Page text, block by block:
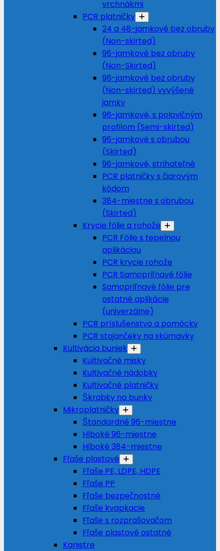
vrchnákmi
PCR platničky
24 a 48-jamkové bez obruby
(Non-skirted)
96-jamkové bez obruby
(Non-Skirted)
96-jamkové bez obruby
(Non-skirted) vyvýšené
jamky
96-jamkové, s polovičným
profilom (Semi-skirted)
96-jamkové s obrubou
(Skirted)
96-jamkové, strihateľné
PCR platničky s čiarovým
kódom
384-miestne s obrubou
(Skirted)
Krycie fólie a rohože
PCR Fólie s tepelnou
aplikáciou
PCR krycie rohože
PCR Samopriľnavé fólie
Samopriľnavé fólie pre
ostatné aplikácie
(univerzálne)
PCR príslušenstvo a pomôcky
PCR stojančeky na skúmavky
Kultivácia buniek
Kultivačné misky
Kultivačné nádobky
Kultivačné platničky
Škrabky na bunky
Mikroplatničky
Štandardné 96-miestne
Hlboké 96-miestne
Hlboké 384-miestne
Fľaše plastové
Fľaše PE, LDPE, HDPE
Fľaše PP
Fľaše bezpečnostné
Fľaše kvapkacie
Fľaše s rozprašovačom
Fľaše plastové ostatné
Kanistre